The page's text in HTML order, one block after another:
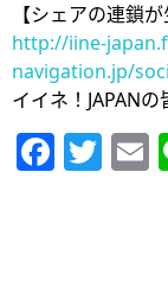
【シェアの連鎖
http://iine-
navigation.jp/
イイネ！JAPAN